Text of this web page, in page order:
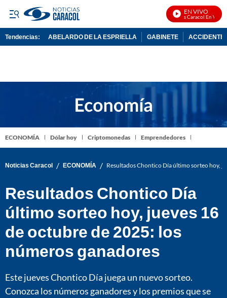
EN VIVO
Noticias Caracol En Vivo
Tendencias: ABELARDO DE LA ESPRIELLA GABINETE ACCIDENTE
ECONOMÍA Dólar hoy Criptomonedas Emprendedores
Noticias Caracol / ECONOMÍA / Resultados Chontico Día último sorteo hoy,
Resultados Chontico Día
último sorteo hoy, jueves 16
de octubre de 2025: los
números ganadores
Este jueves Chontico Día juega un nuevo sorteo.
Conozca los números ganadores y los premios que se